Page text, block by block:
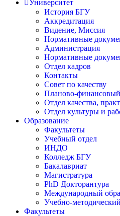
Университет
История БГУ
Аккредитация
Видение, Миссия
Нормативные
Администрация
Нормативные
Отдел кадров
Контакты
Совет по качеству
Планово-
Отдел качества,
Отдел культуры и
Образование
Факультеты
Учебный отдел
ИНДО
Колледж БГУ
Бакалавриат
Магистратура
PhD Докторантура
Международный
Учебно-
Факультеты